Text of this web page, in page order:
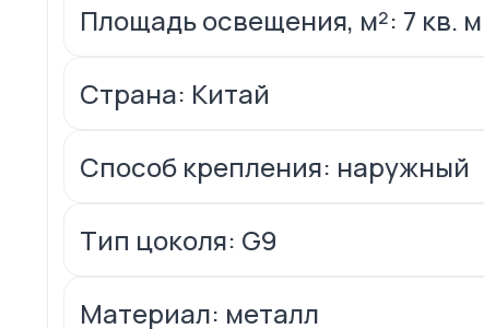
Площадь освещения, м²: 7 кв. м
Страна: Китай
Способ крепления: наружный
Тип цоколя: G9
Материал: металл